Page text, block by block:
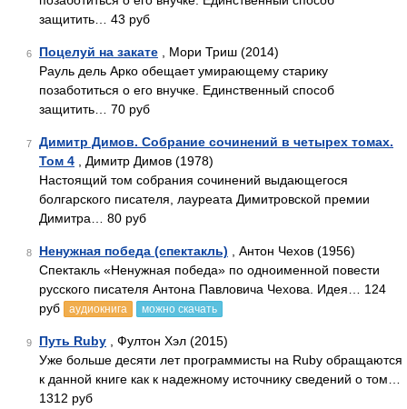
защитить… 43 руб
6 Поцелуй на закате , Мори Триш (2014)
Рауль дель Арко обещает умирающему старику
позаботиться о его внучке. Единственный способ
защитить… 70 руб
7
Димитр Димов. Собрание сочинений в четырех томах.
Том 4 , Димитр Димов (1978)
Настоящий том собрания сочинений выдающегося
болгарского писателя, лауреата Димитровской премии
Димитра… 80 руб
8 Ненужная победа (спектакль) , Антон Чехов (1956)
Спектакль «Ненужная победа» по одноименной повести
русского писателя Антона Павловича Чехова. Идея… 124
руб
аудиокнига можно скачать
9 Путь Ruby , Фултон Хэл (2015)
Уже больше десяти лет программисты на Ruby обращаются
к данной книге как к надежному источнику сведений о том…
1312 руб